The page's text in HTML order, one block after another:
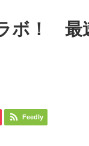
ボ！ 最
Feedly